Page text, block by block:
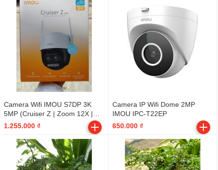
Camera Wifi IMOU S7DP 3K
5MP (Cruiser Z | Zoom 12X |
Outdoor | FullColor | Tích hợp
1.255.000 ₫
Camera IP Wifi Dome 2MP
IMOU IPC-T22EP
650.000 ₫